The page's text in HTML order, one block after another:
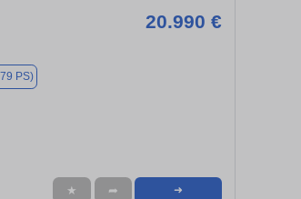
20.990 €
PS)
★ ➦ ➜